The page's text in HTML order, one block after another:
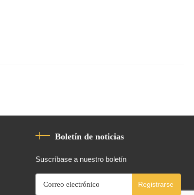
Boletín de noticias
Suscríbase a nuestro boletín
Registrarse